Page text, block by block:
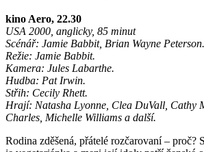
kino Aero, 22.30
USA 2000, anglicky, 85 minut
Scénář: Jamie Babbit, Brian Wayne Peterson.
Režie: Jamie Babbit.
Kamera: Jules Labarthe.
Hudba: Pat Irwin.
Střih: Cecily Rhett.
Hrají: Natasha Lyonne, Clea DuVall, Cathy
Charles, Michelle Williams a další.
Rodina zděšená, přátelé rozčarovaní – proč?